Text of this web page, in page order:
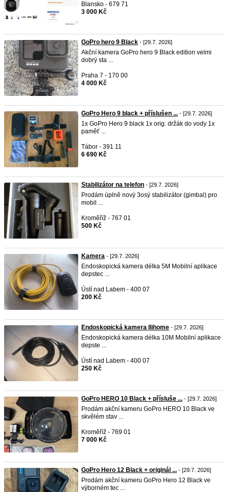
Blansko - 679 71
3 000 Kč
GoPro hero 9 Black - [29.7. 2026]
Akční kamera GoPro hero 9 Black edition velmi
dobrý sta ...
Praha 7 - 170 00
4 000 Kč
GoPro Hero 9 black + příslušen ... - [29.7. 2026]
1x GoPro Hero 9 black 1x orig. držák do vody 1x
paměť ...
Tábor - 391 11
6 690 Kč
Stabilizátor na telefon - [29.7. 2026]
​Prodám úplně nový 3osý stabilizátor (gimbal) pro
mobil ...
Kroměříž - 767 01
500 Kč
Kamera - [29.7. 2026]
Endoskopická kamera délka 5M Mobilní aplikace
depstec ...
Ústí nad Labem - 400 07
200 Kč
Endoskopická kamera Ilihome - [29.7. 2026]
Endoskopická kamera délka 10M Mobilní aplikace
depste ...
Ústí nad Labem - 400 07
250 Kč
GoPro HERO 10 Black + přísluše ... - [29.7. 2026]
Prodám akční kameru GoPro HERO 10 Black ve
skvělém stav ...
Kroměříž - 769 01
7 000 Kč
GoPro Hero 12 Black + originál ... - [29.7. 2026]
Prodám akční kameru GoPro Hero 12 Black ve
výborném tec ...